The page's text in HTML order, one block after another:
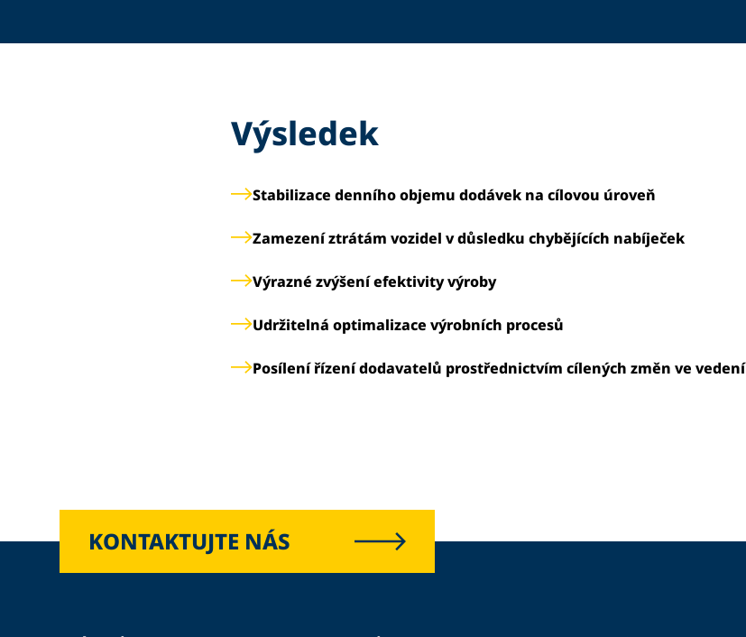
Výsledek
Stabilizace denního objemu dodávek na cílovou úroveň
Zamezení ztrátám vozidel v důsledku chybějících nabíječek
Výrazné zvýšení efektivity výroby
Udržitelná optimalizace výrobních procesů
Posílení řízení dodavatelů prostřednictvím cílených změn ve vedení
KONTAKTUJTE NÁS